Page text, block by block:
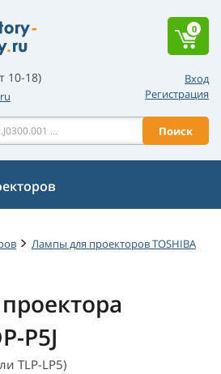
Вход
Регистрация
10-18)
Поиск
0
Лампы для проекторов TOSHIBA
P5J
TLP-LP5)